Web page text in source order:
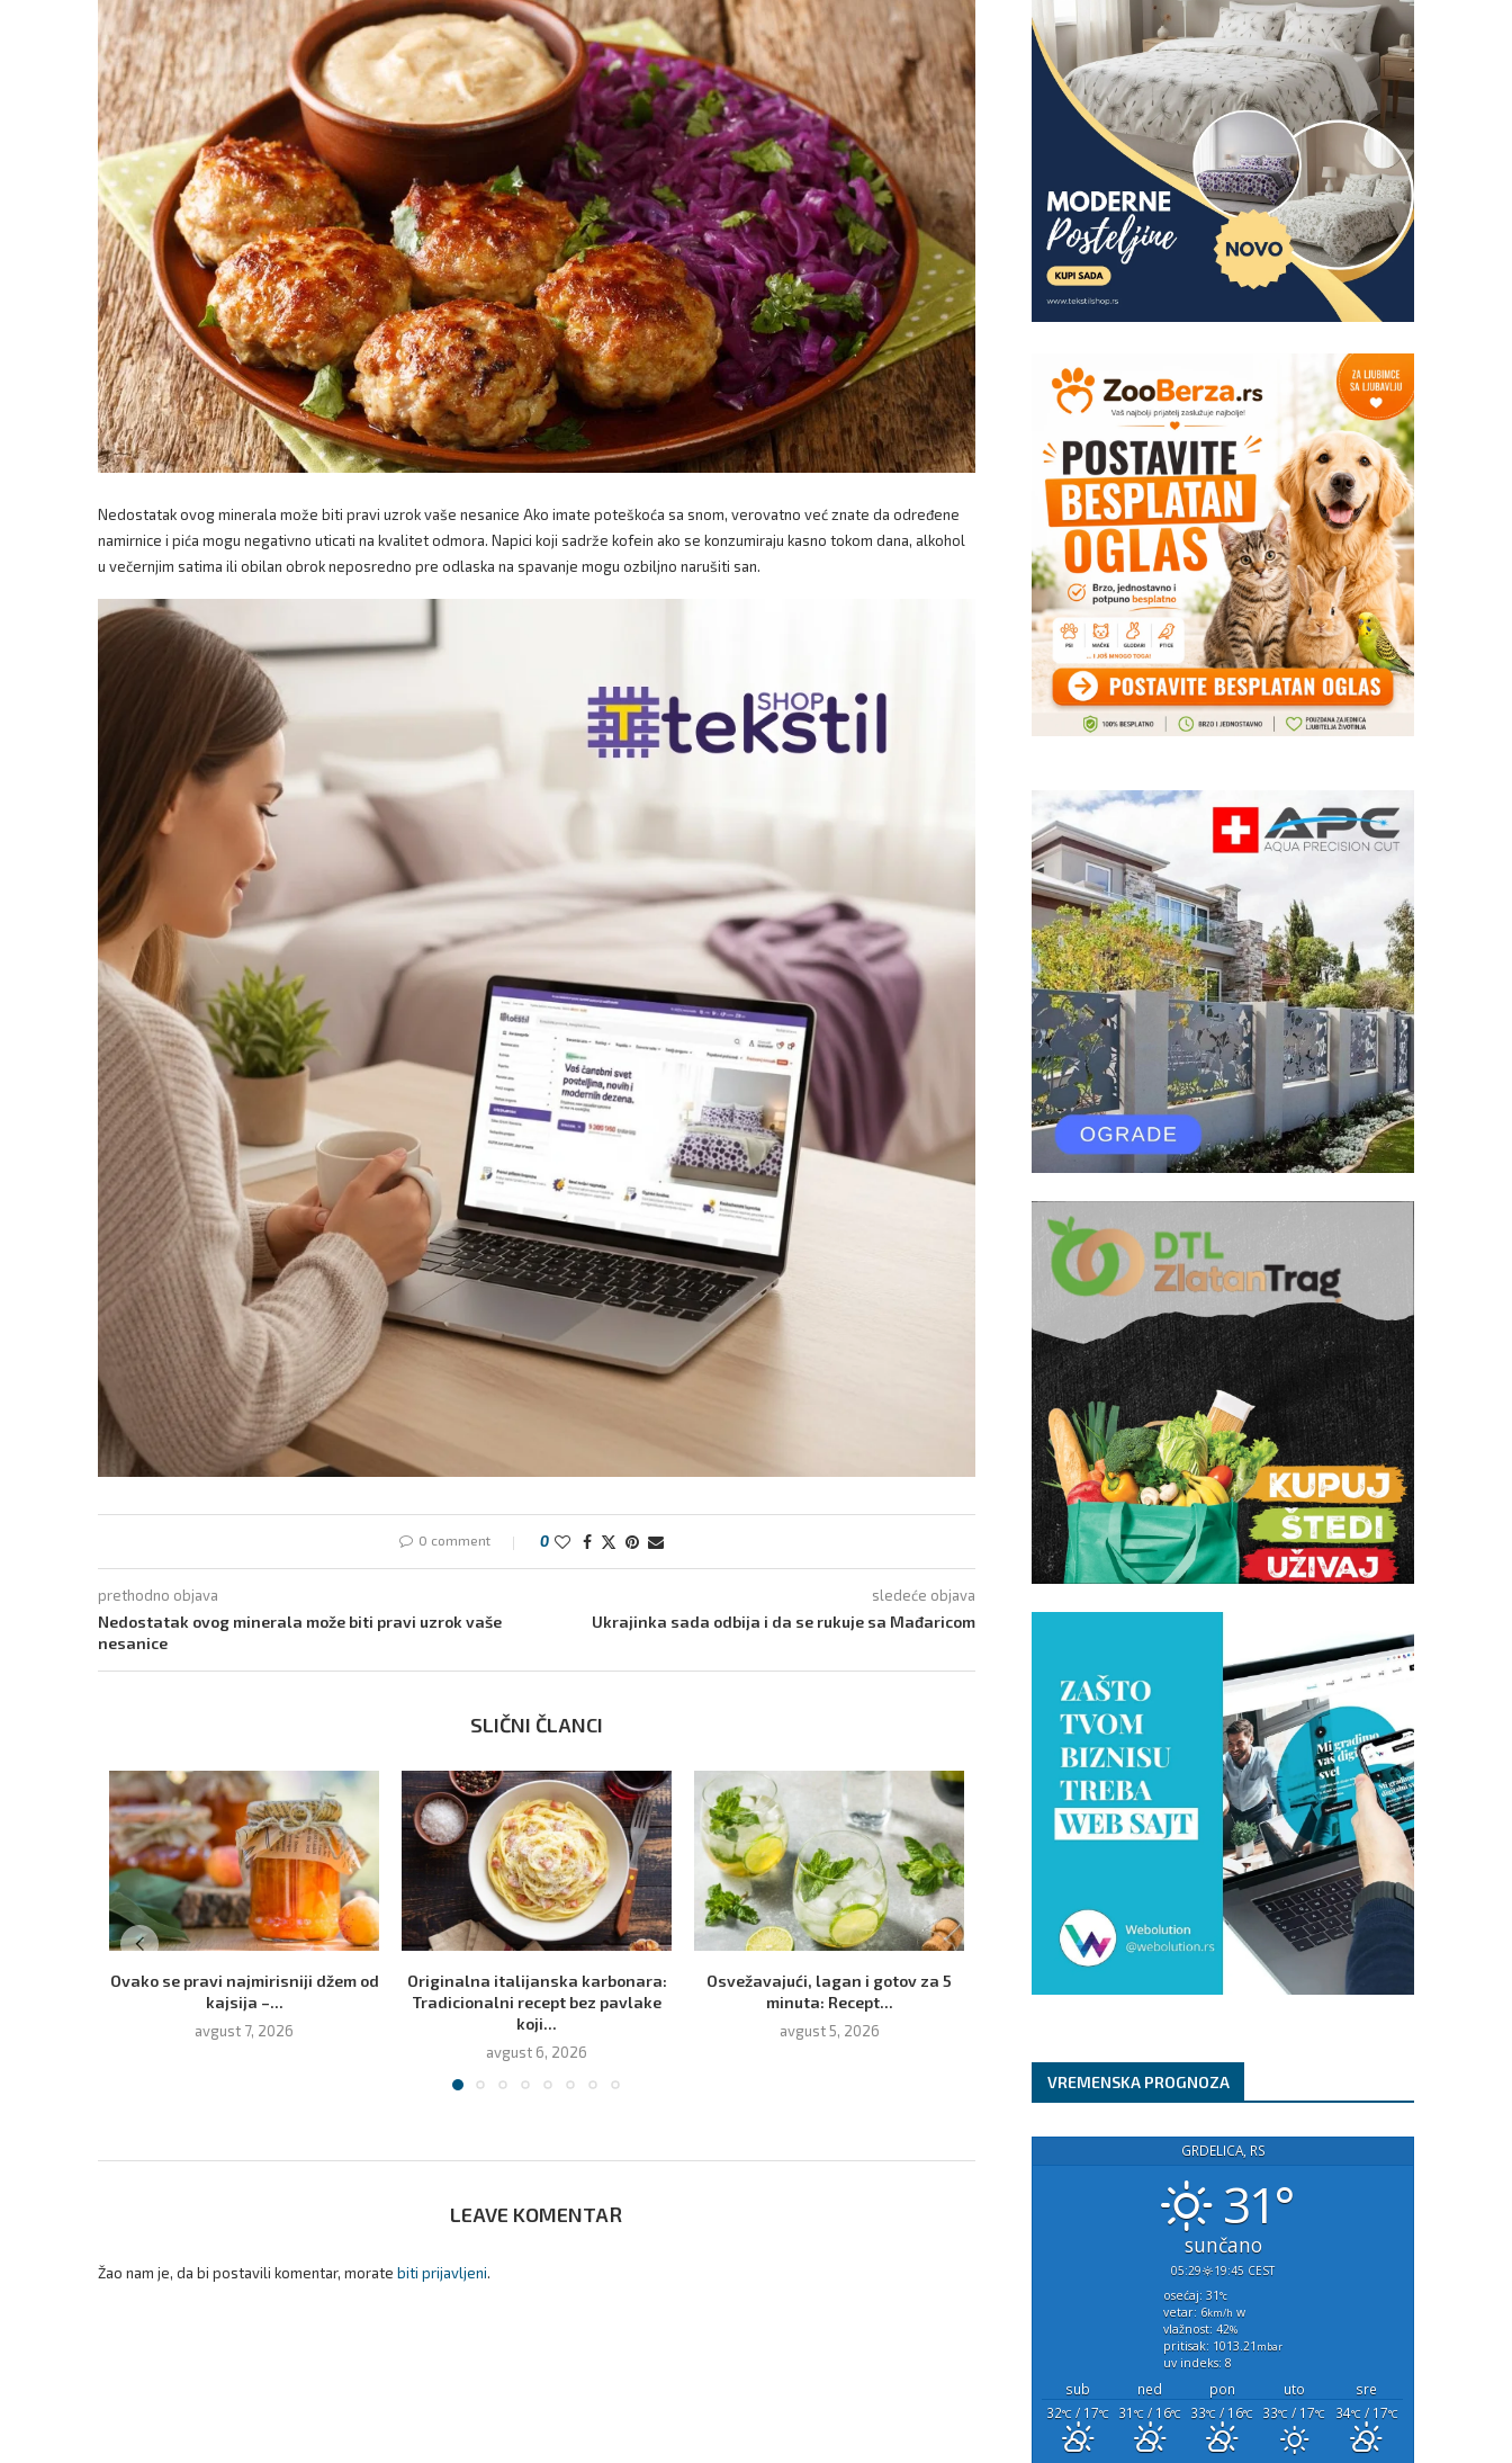
Nedostatak ovog minerala može biti pravi uzrok vaše nesanice Ako imate poteškoća sa snom, verovatno već znate da određene
namirnice i pića mogu negativno uticati na kvalitet odmora. Napici koji sadrže kofein ako se konzumiraju kasno tokom dana, alkohol
u večernjim satima ili obilan obrok neposredno pre odlaska na spavanje mogu ozbiljno narušiti san.
0 comment 0
prethodno objava
Nedostatak ovog minerala može biti pravi uzrok vaše
nesanice
sledeće objava
Ukrajinka sada odbija i da se rukuje sa Mađaricom
SLIČNI ČLANCI
Ovako se pravi najmirisniji džem od
kajsija –...
avgust 7, 2026
Originalna italijanska karbonara:
Tradicionalni recept bez pavlake
koji...
avgust 6, 2026
Osvežavajući, lagan i gotov za 5
minuta: Recept...
avgust 5, 2026
LEAVE KOMENTAR
Žao nam je, da bi postavili komentar, morate biti prijavljeni.
VREMENSKA PROGNOZA
GRDELICA, RS
31°
sunčano
05:29
19:45 CEST
osećaj: 31°c
vetar: 6km/h w
vlažnost: 42%
pritisak: 1013.21 mbar
uv indeks: 8
sub ned pon uto
sre
32°C / 17°C 31°C / 16°C 33°C / 16°C 33°C / 17°C 34°C/ 17°C